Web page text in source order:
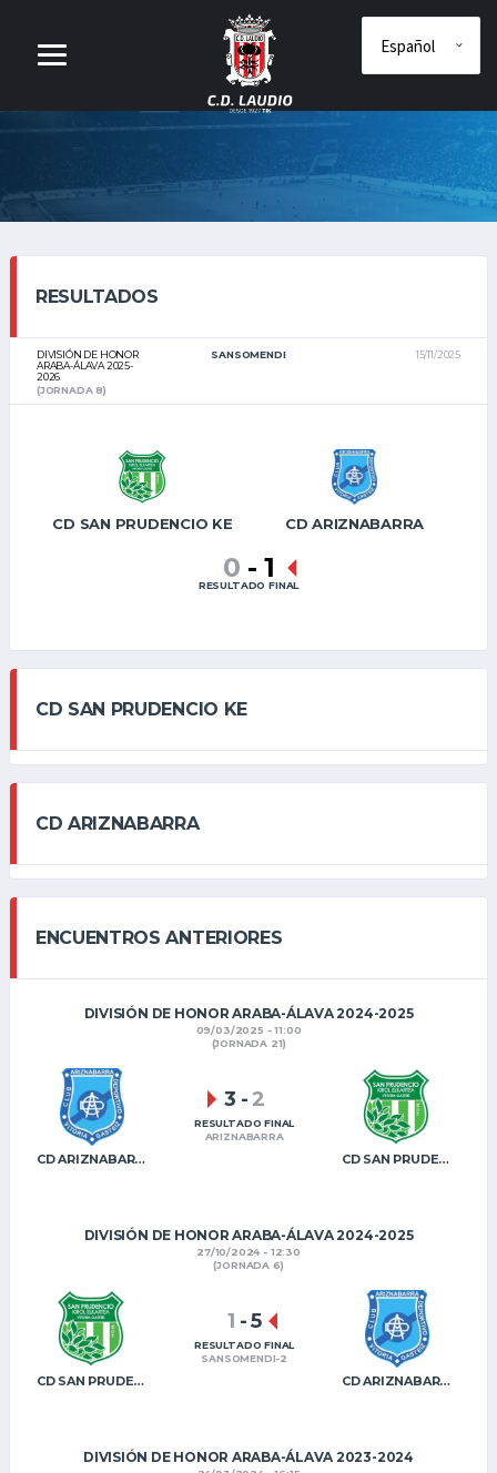
RESULTADOS
DIVISIÓN DE HONOR
ARABA-ÁLAVA 2025-
2026
SANSOMENDI 15/11/2025
(JORNADA 8)
CD SAN PRUDENCIO KE CD ARIZNABARRA
0 - 1
RESULTADO FINAL
CD SAN PRUDENCIO KE
CD ARIZNABARRA
ENCUENTROS ANTERIORES
DIVISIÓN DE HONOR ARABA-ÁLAVA 2024-2025
09/03/2025 - 11:00
(JORNADA 21)
CD ARIZNABARRA CD SAN PRUDENCIO KE
3 - 2
RESULTADO FINAL
ARIZNABARRA
DIVISIÓN DE HONOR ARABA-ÁLAVA 2024-2025
27/10/2024 - 12:30
(JORNADA 6)
CD SAN PRUDENCIO KE CD ARIZNABARRA
1 -5
RESULTADO FINAL
SANSOMENDI-2
DIVISIÓN DE HONOR ARABA-ÁLAVA 2023-2024